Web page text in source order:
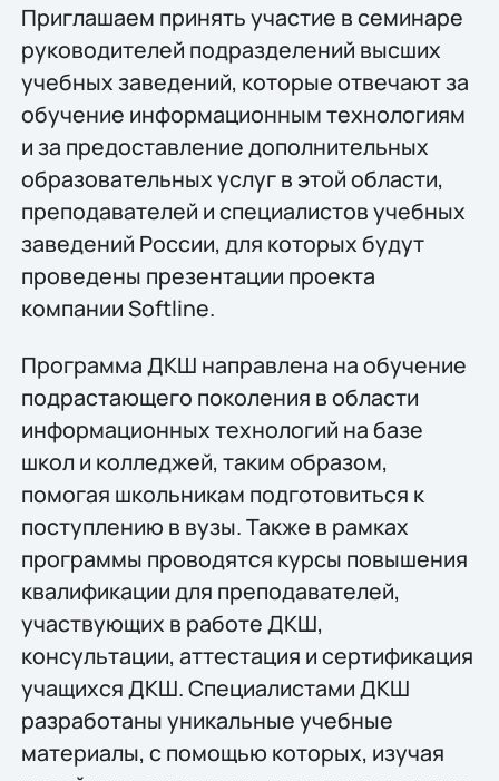
Приглашаем принять участие в семинаре
руководителей подразделений высших
учебных заведений, которые отвечают за
обучение информационным технологиям
и за предоставление дополнительных
образовательных услуг в этой области,
преподавателей и специалистов учебных
заведений России, для которых будут
проведены презентации проекта
компании Softline.
Программа ДКШ направлена на обучение
подрастающего поколения в области
информационных технологий на базе
школ и колледжей, таким образом,
помогая школьникам подготовиться к
поступлению в вузы. Также в рамках
программы проводятся курсы повышения
квалификации для преподавателей,
участвующих в работе ДКШ,
консультации, аттестация и сертификация
учащихся ДКШ. Специалистами ДКШ
разработаны уникальные учебные
материалы, с помощью которых, изучая